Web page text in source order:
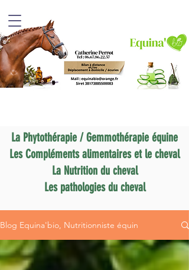
La Phytothérapie / Gemmothérapie équine
Les Compléments alimentaires et le cheval
La Nutrition du cheval
Les pathologies du cheval
Blog Equina'bio, Nutritionniste équin